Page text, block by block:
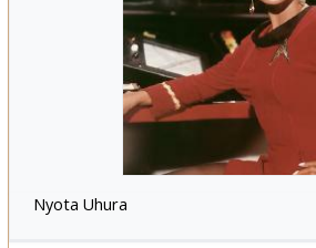
Nyota Uhura